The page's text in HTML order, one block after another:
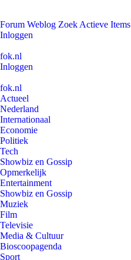
Forum Weblog Zoek Actieve Items
Inloggen
fok.nl
Inloggen
fok.nl
Actueel
Nederland
Internationaal
Economie
Politiek
Tech
Showbiz en Gossip
Opmerkelijk
Entertainment
Showbiz en Gossip
Muziek
Film
Televisie
Media & Cultuur
Bioscoopagenda
Sport